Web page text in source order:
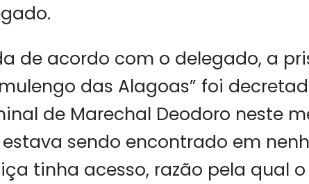
de acordo com o delegado, a
das Alagoas” foi
de Marechal Deodoro neste
sendo encontrado em
tinha acesso, razão pela qual